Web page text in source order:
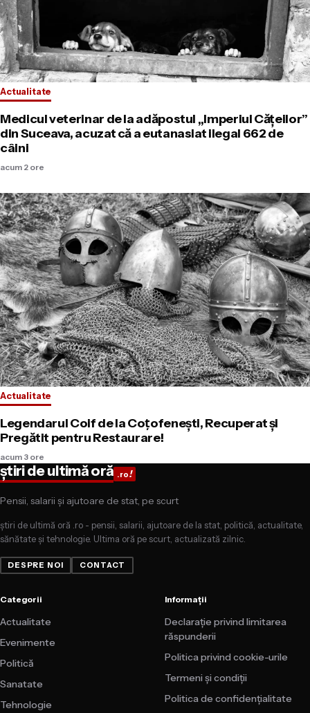
Actualitate
Medicul veterinar de la adăpostul „Imperiul Cățeilor”
din Suceava, acuzat că a eutanasiat ilegal 662 de
câini
acum 2 ore
Actualitate
Legendarul Coif de la Coţofeneşti, Recuperat şi
Pregătit pentru Restaurare!
acum 3 ore
știri de ultimă oră .ro!
Pensii, salarii și ajutoare de stat, pe scurt
știri de ultimă oră .ro - pensii, salarii, ajutoare de la stat, politică, actualitate,
sănătate și tehnologie. Ultima oră pe scurt, actualizată zilnic.
DESPRE NOI CONTACT
Categorii
Actualitate
Evenimente
Politică
Sanatate
Tehnologie
Informații
Declarație privind limitarea
răspunderii
Politica privind cookie-urile
Termeni și condiții
Politica de confidențialitate